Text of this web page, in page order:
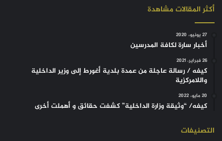
أكثر المقالات مشاهدة
27 يونيو، 2020
أخبار سارة لكافة المدرسين
26 فبراير، 2021
كيفه / رسالة عاجلة من عمدة بلدية أغورط إلى وزير الداخلية
واللامركزية
20 مايو، 2022
كيفه/ “وثيقة وزارة الداخلية” كشفت حقائق و أهملت أخرى
التصنيفات